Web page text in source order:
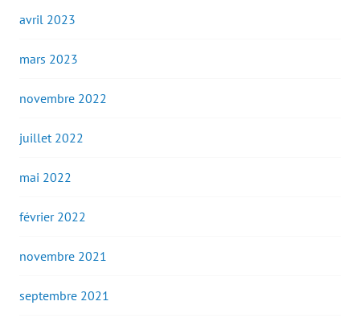
avril 2023
mars 2023
novembre 2022
juillet 2022
mai 2022
février 2022
novembre 2021
septembre 2021